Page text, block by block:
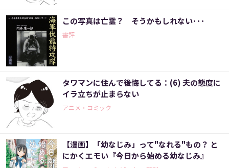
この写真は亡霊？ そうかもしれない･･･
書評
タワマンに住んで後悔してる：(6) 夫の態度に
イラ立ちが止まらない
アニメ・コミック
【漫画】「幼なじみ」って"なれる"もの？ と
にかくエモい『今日から始める幼なじみ』